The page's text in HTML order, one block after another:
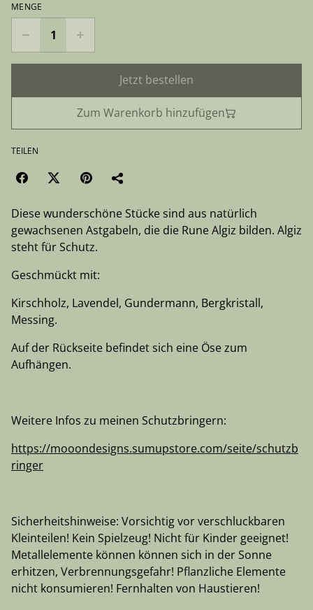
MENGE
Jetzt bestellen
Zum Warenkorb hinzufügen
TEILEN
Diese wunderschöne Stücke sind aus natürlich
gewachsenen Astgabeln, die die Rune Algiz bilden. Algiz
steht für Schutz.
Geschmückt mit:
Kirschholz, Lavendel, Gundermann, Bergkristall,
Messing.
Auf der Rückseite befindet sich eine Öse zum
Aufhängen.
Weitere Infos zu meinen Schutzbringern:
https://mooondesigns.sumupstore.com/seite/schutzb
ringer
Sicherheitshinweise: Vorsichtig vor verschluckbaren
Kleinteilen! Kein Spielzeug! Nicht für Kinder geeignet!
Metallelemente können können sich in der Sonne
erhitzen, Verbrennungsgefahr! Pflanzliche Elemente
nicht konsumieren! Fernhalten von Haustieren!